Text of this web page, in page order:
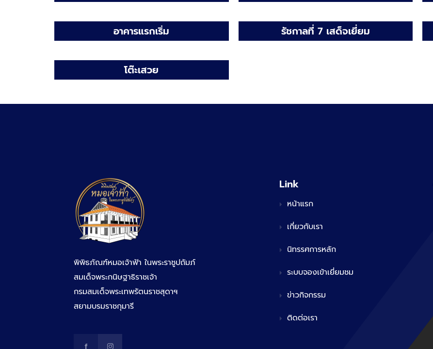
อาคารแรกเริ่ม รัชกาลที่ 7 เสด็จเยี่ยม
โต๊ะเสวย
พิพิธภัณฑ์หมอเจ้าฟ้า ในพระราชูปถัมภ์
สมเด็จพระกนิษฐาธิราชเจ้า
กรมสมเด็จพระเทพรัตนราชสุดาฯ
สยามบรมราชกุมารี
Link
หน้าแรก
เกี่ยวกับเรา
นิทรรศการหลัก
ระบบจองเข้าเยี่ยมชม
ข่าวกิจกรรม
ติดต่อเรา